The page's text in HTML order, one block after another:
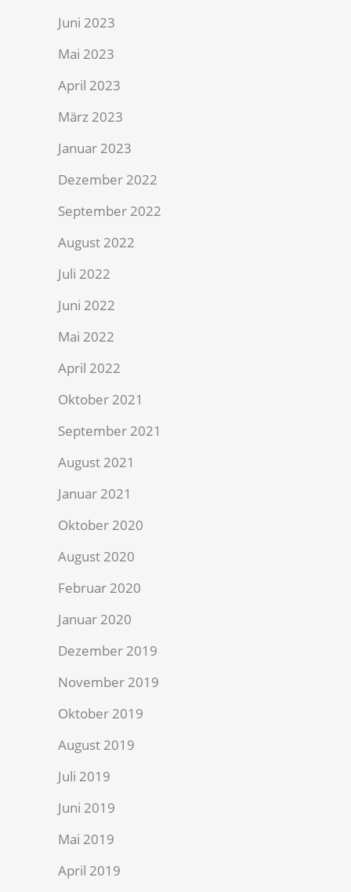
Juni 2023
Mai 2023
April 2023
März 2023
Januar 2023
Dezember 2022
September 2022
August 2022
Juli 2022
Juni 2022
Mai 2022
April 2022
Oktober 2021
September 2021
August 2021
Januar 2021
Oktober 2020
August 2020
Februar 2020
Januar 2020
Dezember 2019
November 2019
Oktober 2019
August 2019
Juli 2019
Juni 2019
Mai 2019
April 2019